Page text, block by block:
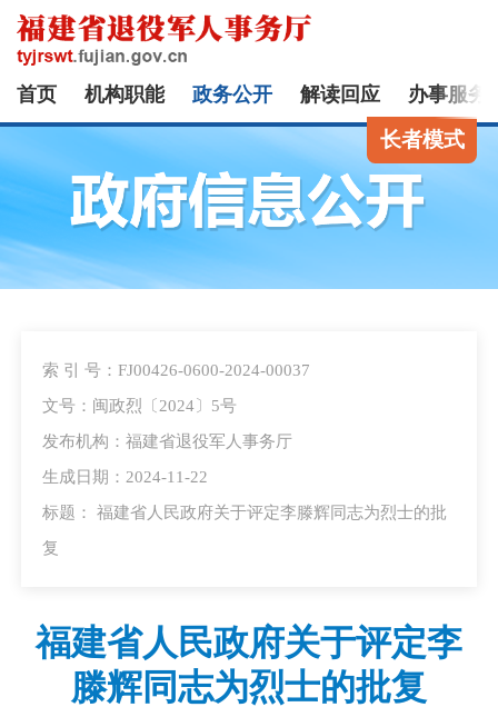
首页 机构职能 政务公开 解读回应 办事服务
长者模式
索 引 号：FJ00426-0600-2024-00037
文号：闽政烈〔2024〕5号
发布机构：福建省退役军人事务厅
生成日期：2024-11-22
标题： 福建省人民政府关于评定李滕辉同志为烈士的批
复
福建省人民政府关于评定李
滕辉同志为烈士的批复